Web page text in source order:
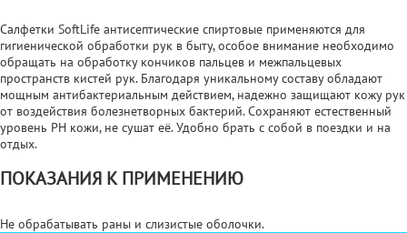
Салфетки SoftLife антисептические спиртовые применяются для
гигиенической обработки рук в быту, особое внимание необходимо
обращать на обработку кончиков пальцев и межпальцевых
пространств кистей рук. Благодаря уникальному составу обладают
мощным антибактериальным действием, надежно защищают кожу рук
от воздействия болезнетворных бактерий. Сохраняют естественный
уровень РН кожи, не сушат её. Удобно брать с собой в поездки и на
отдых.
ПОКАЗАНИЯ К ПРИМЕНЕНИЮ
Не обрабатывать раны и слизистые оболочки.